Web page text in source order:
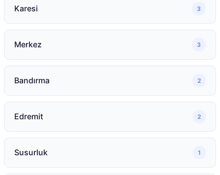
Karesi 3
Merkez 3
Bandırma 2
Edremit 2
Susurluk 1